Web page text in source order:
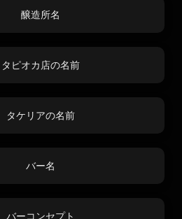
醸造所名
タピオカ店の名前
タケリアの名前
バー名
バーコンセプト